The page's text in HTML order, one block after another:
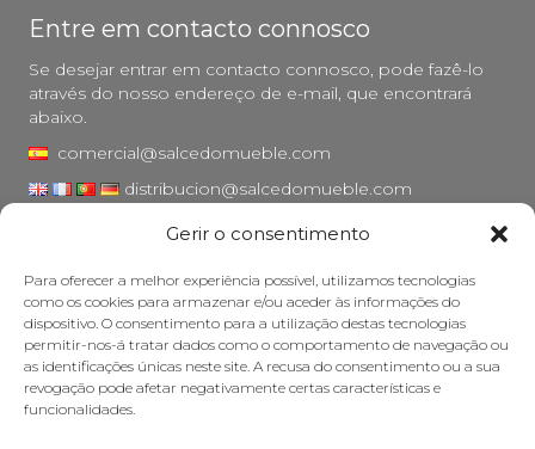
Gerir o consentimento
Para oferecer a melhor experiência possível, utilizamos tecnologias
como os cookies para armazenar e/ou aceder às informações do
dispositivo. O consentimento para a utilização destas tecnologias
permitir-nos-á tratar dados como o comportamento de navegação ou
as identificações únicas neste site. A recusa do consentimento ou a sua
revogação pode afetar negativamente certas características e
funcionalidades.
Entre em contacto connosco
Se desejar entrar em contacto connosco, pode fazê-lo
através do nosso endereço de e-mail, que encontrará
abaixo.
comercial@salcedomueble.com
distribucion@salcedomueble.com
Rua Arturo San Juan, 1 - Viana, Navarra (31230)
Instagram
Aviso legal
Política de privacidade
Política de cookies